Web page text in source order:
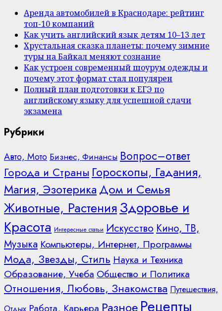
Аренда автомобилей в Краснодаре: рейтинг
топ-10 компаний
Как учить английский язык детям 10–13 лет
Хрустальная сказка планеты: почему зимние
туры на Байкал меняют сознание
Как устроен современный шоурум одежды и
почему этот формат стал популярен
Полный план подготовки к ЕГЭ по
английскому языку для успешной сдачи
экзамена
Рубрики
Авто, Мото Бизнес, Финансы Вопрос–ответ
Города и Страны Гороскопы, Гадания,
Магия, Эзотерика Дом и Семья
Животные, Растения Здоровье и
Красота Интересные статьи Искусство Кино, ТВ,
Музыка Компьютеры, Интернет, Программы
Мода, Звезды, Стиль Наука и Техника
Образование, Учеба Общество и Политика
Отношения, Любовь, Знакомства Путешествия,
Отдых Работа, Карьера Разное Рецепты